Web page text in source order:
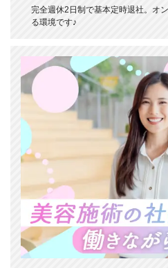
完全週休2日制で基本定時退社。オ
る環境です♪